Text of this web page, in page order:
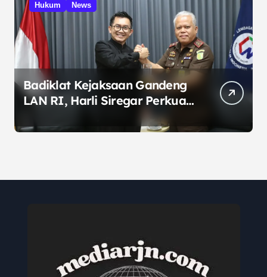
Hukum News
Badiklat Kejaksaan Gandeng
LAN RI, Harli Siregar Perkuat
SDM Penegak Hukum